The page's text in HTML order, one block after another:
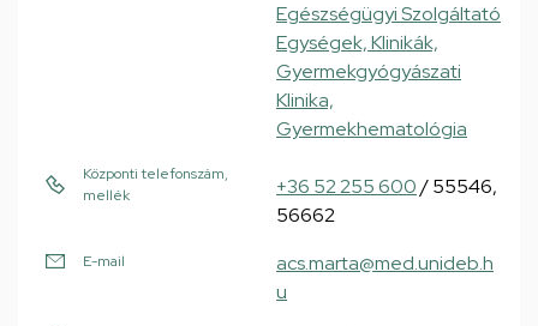
Egészségügyi Szolgáltató
Egységek, Klinikák,
Gyermekgyógyászati
Klinika,
Gyermekhematológia
Központi telefonszám,
mellék
+36 52 255 600/ 55546,
56662
E-mail
acs.marta@med.unideb.h
u